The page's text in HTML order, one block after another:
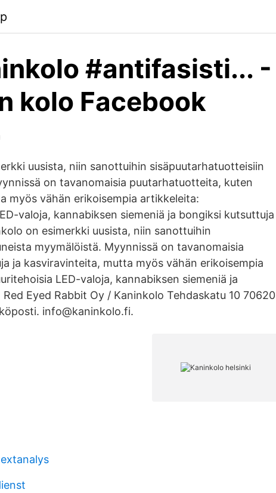
#antifasisti... -
kolo Facebook
uusista, niin sanottuihin sisäpuutarhatuotteisiin
on tavanomaisia puutarhatuotteita, kuten
myös vähän erikoisempia artikkeleita:
valoja, kannabiksen siemeniä ja bongiksi kutsuttuja
on esimerkki uusista, niin sanottuihin
myymälöistä. Myynnissä on tavanomaisia
ja kasviravinteita, mutta myös vähän erikoisempia
LED-valoja, kannabiksen siemeniä ja
Eyed Rabbit Oy / Kaninkolo Tehdaskatu 10 70620
info@kaninkolo.fi.